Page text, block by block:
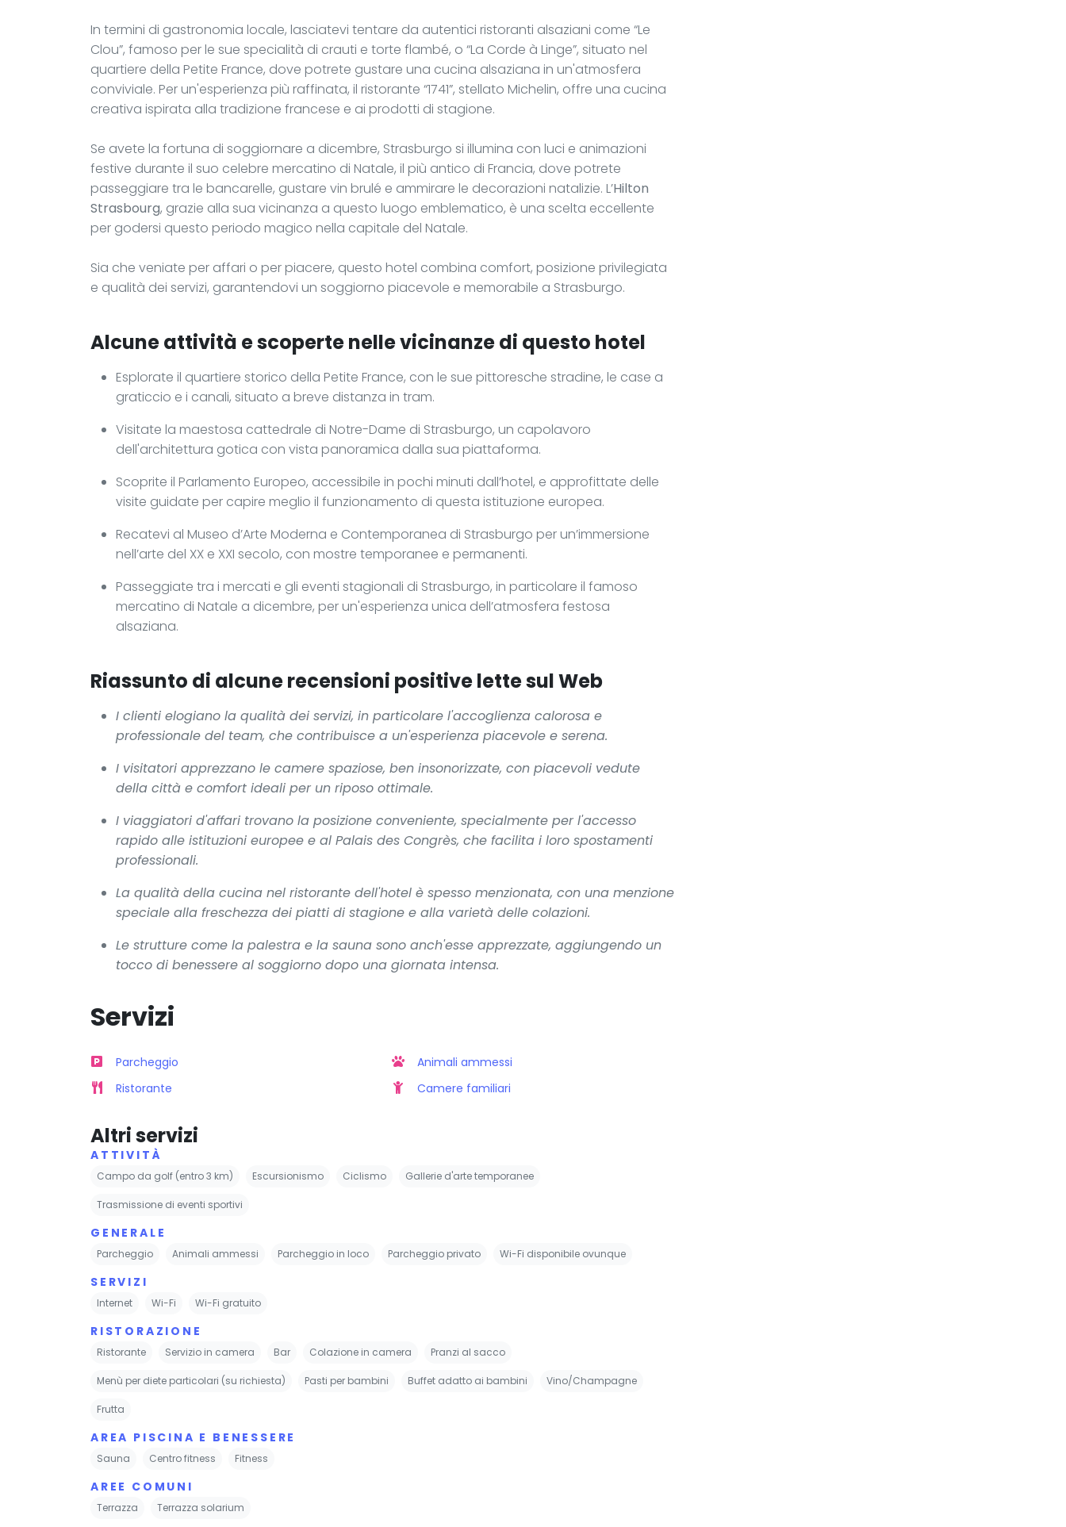
In termini di gastronomia locale, lasciatevi tentare da autentici ristoranti alsaziani come “Le
Clou”, famoso per le sue specialità di crauti e torte flambé, o “La Corde à Linge”, situato nel
quartiere della Petite France, dove potrete gustare una cucina alsaziana in un'atmosfera
conviviale. Per un'esperienza più raffinata, il ristorante “1741”, stellato Michelin, offre una cucina
creativa ispirata alla tradizione francese e ai prodotti di stagione.
Se avete la fortuna di soggiornare a dicembre, Strasburgo si illumina con luci e animazioni
festive durante il suo celebre mercatino di Natale, il più antico di Francia, dove potrete
passeggiare tra le bancarelle, gustare vin brulé e ammirare le decorazioni natalizie. L’Hilton
Strasbourg, grazie alla sua vicinanza a questo luogo emblematico, è una scelta eccellente
per godersi questo periodo magico nella capitale del Natale.
Sia che veniate per affari o per piacere, questo hotel combina comfort, posizione privilegiata
e qualità dei servizi, garantendovi un soggiorno piacevole e memorabile a Strasburgo.
Alcune attività e scoperte nelle vicinanze di questo hotel
Esplorate il quartiere storico della Petite France, con le sue pittoresche stradine, le case a
graticcio e i canali, situato a breve distanza in tram.
Visitate la maestosa cattedrale di Notre-Dame di Strasburgo, un capolavoro
dell'architettura gotica con vista panoramica dalla sua piattaforma.
Scoprite il Parlamento Europeo, accessibile in pochi minuti dall’hotel, e approfittate delle
visite guidate per capire meglio il funzionamento di questa istituzione europea.
Recatevi al Museo d’Arte Moderna e Contemporanea di Strasburgo per un’immersione
nell’arte del XX e XXI secolo, con mostre temporanee e permanenti.
Passeggiate tra i mercati e gli eventi stagionali di Strasburgo, in particolare il famoso
mercatino di Natale a dicembre, per un'esperienza unica dell’atmosfera festosa
alsaziana.
Riassunto di alcune recensioni positive lette sul Web
I clienti elogiano la qualità dei servizi, in particolare l'accoglienza calorosa e
professionale del team, che contribuisce a un'esperienza piacevole e serena.
I visitatori apprezzano le camere spaziose, ben insonorizzate, con piacevoli vedute
della città e comfort ideali per un riposo ottimale.
I viaggiatori d'affari trovano la posizione conveniente, specialmente per l'accesso
rapido alle istituzioni europee e al Palais des Congrès, che facilita i loro spostamenti
professionali.
La qualità della cucina nel ristorante dell'hotel è spesso menzionata, con una menzione
speciale alla freschezza dei piatti di stagione e alla varietà delle colazioni.
Le strutture come la palestra e la sauna sono anch'esse apprezzate, aggiungendo un
tocco di benessere al soggiorno dopo una giornata intensa.
Servizi
Parcheggio
Ristorante
Animali ammessi
Camere familiari
Altri servizi
ATTIVITÀ
Campo da golf (entro 3 km) Escursionismo Ciclismo Gallerie d'arte temporanee
Trasmissione di eventi sportivi
GENERALE
Parcheggio Animali ammessi Parcheggio in loco Parcheggio privato Wi-Fi disponibile ovunque
SERVIZI
Internet Wi-Fi Wi-Fi gratuito
RISTORAZIONE
Ristorante Servizio in camera Bar Colazione in camera Pranzi al sacco
Menù per diete particolari (su richiesta) Pasti per bambini Buffet adatto ai bambini Vino/Champagne
Frutta
AREA PISCINA E BENESSERE
Sauna Centro fitness Fitness
AREE COMUNI
Terrazza Terrazza solarium